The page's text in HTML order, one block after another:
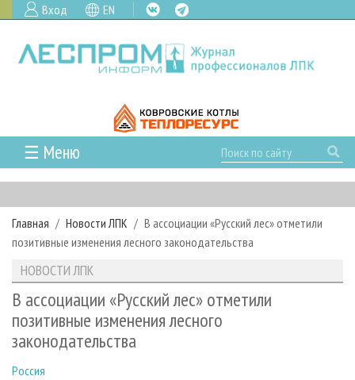
Вход EN
☰ Меню
ГЛАВНАЯ
РУБРИКИ И ТЕМЫ
РУБРИКИ ЖУРНАЛА
ЛЕСОЗАГОТОВКА
ЛЕСОПИЛЕНИЕ
ДЕРЕВООБРАБОТКА
СУШКА ДРЕВЕСИНЫ
НОВОСТИ
НОВОСТИ ЛПК
НОВОСТИ ЖУРНАЛА
НОВОСТИ КОМПАНИЙ
ПРОЕКТЫ ЛПИ
АНАЛИТИКА
ПРЕДПРИЯТИЯ ЛПК
ЛЕСНЫЕ РЕГИОНЫ РОССИИ
ПЕРСОНЫ
АРХИВ ЖУРНАЛОВ
СТАТЬИ
О ЖУРНАЛЕ
ПОДПИСКА
КОНТАКТЫ
РЕКЛАМОДАТЕЛЯМ
РЕКЛАМА
Главная Новости ЛПК
В ассоциации «Русский лес» отметили
позитивные изменения лесного законодательства
НОВОСТИ ЛПК
В ассоциации «Русский лес» отметили
позитивные изменения лесного
законодательства
Россия